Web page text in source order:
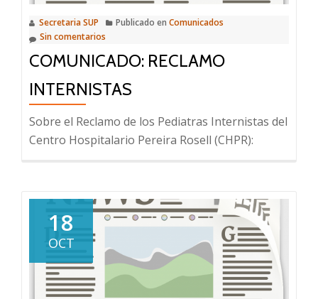
Secretaria SUP Publicado en Comunicados
Sin comentarios
COMUNICADO: RECLAMO
INTERNISTAS
Sobre el Reclamo de los Pediatras Internistas del
Centro Hospitalario Pereira Rosell (CHPR):
18
OCT